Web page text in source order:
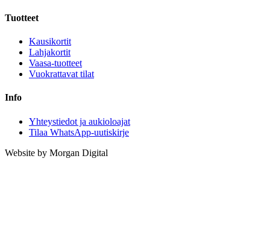
Tuotteet
Kausikortit
Lahjakortit
Vaasa-tuotteet
Vuokrattavat tilat
Info
Yhteystiedot ja aukioloajat
Tilaa WhatsApp-uutiskirje
Website by Morgan Digital